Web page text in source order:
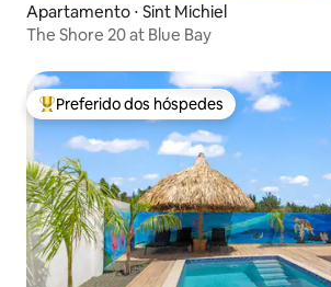
Apartamento ⋅ Sint Michiel
The Shore 20 at Blue Bay
Entre os melhores preferidos dos
Preferido dos hóspedes